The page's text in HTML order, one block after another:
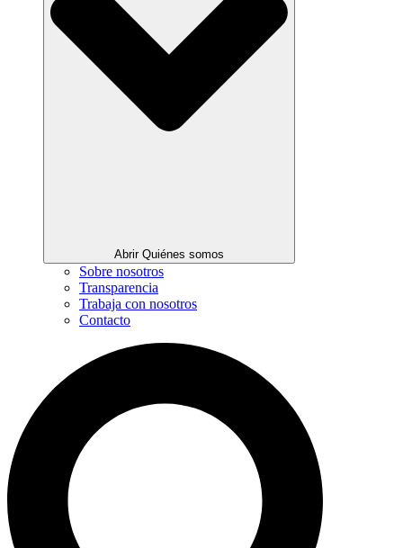
Abrir Quiénes somos
Sobre nosotros
Transparencia
Trabaja con nosotros
Contacto